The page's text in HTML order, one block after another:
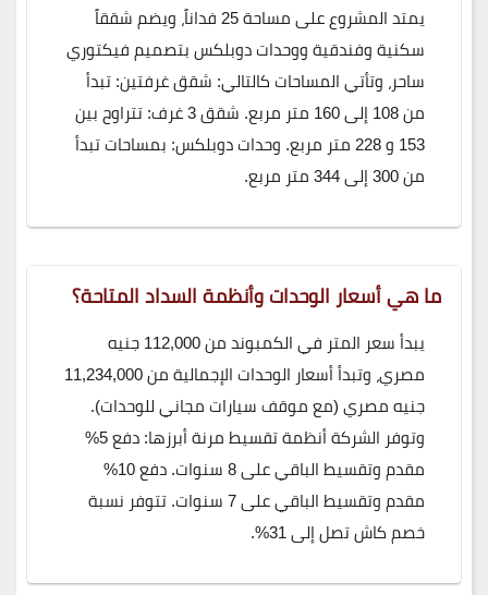
يمتد المشروع على مساحة 25 فداناً، ويضم شققاً
سكنية وفندقية ووحدات دوبلكس بتصميم فيكتوري
ساحر، وتأتي المساحات كالتالي: شقق غرفتين: تبدأ
من 108 إلى 160 متر مربع. شقق 3 غرف: تتراوح بين
153 و 228 متر مربع. وحدات دوبلكس: بمساحات تبدأ
من 300 إلى 344 متر مربع.
ما هي أسعار الوحدات وأنظمة السداد المتاحة؟
يبدأ سعر المتر في الكمبوند من 112,000 جنيه
مصري، وتبدأ أسعار الوحدات الإجمالية من 11,234,000
جنيه مصري (مع موقف سيارات مجاني للوحدات).
وتوفر الشركة أنظمة تقسيط مرنة أبرزها: دفع 5%
مقدم وتقسيط الباقي على 8 سنوات. دفع 10%
مقدم وتقسيط الباقي على 7 سنوات. تتوفر نسبة
خصم كاش تصل إلى 31%.